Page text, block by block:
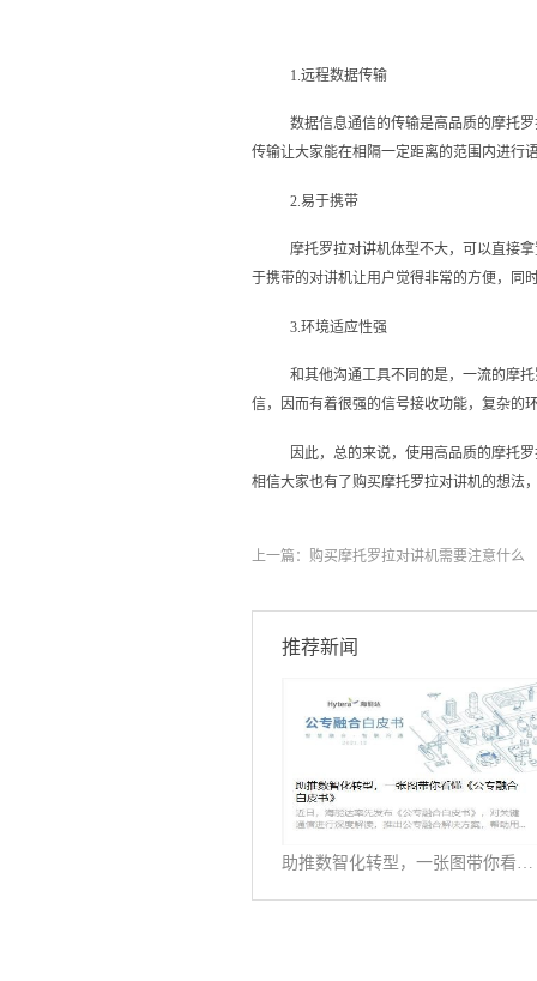
1.远程数据传输
数据信息通信的传输是高品质的摩托
传输让大家能在相隔一定距离的范围内进行
2.易于携带
摩托罗拉对讲机体型不大，可以直接
于携带的对讲机让用户觉得非常的方便，同
3.环境适应性强
和其他沟通工具不同的是，一流的摩
信，因而有着很强的信号接收功能，复杂的
因此，总的来说，使用高品质的摩托
相信大家也有了购买摩托罗拉对讲机的想法
上一篇： 购买摩托罗拉对讲机需要注意什么
推荐新闻